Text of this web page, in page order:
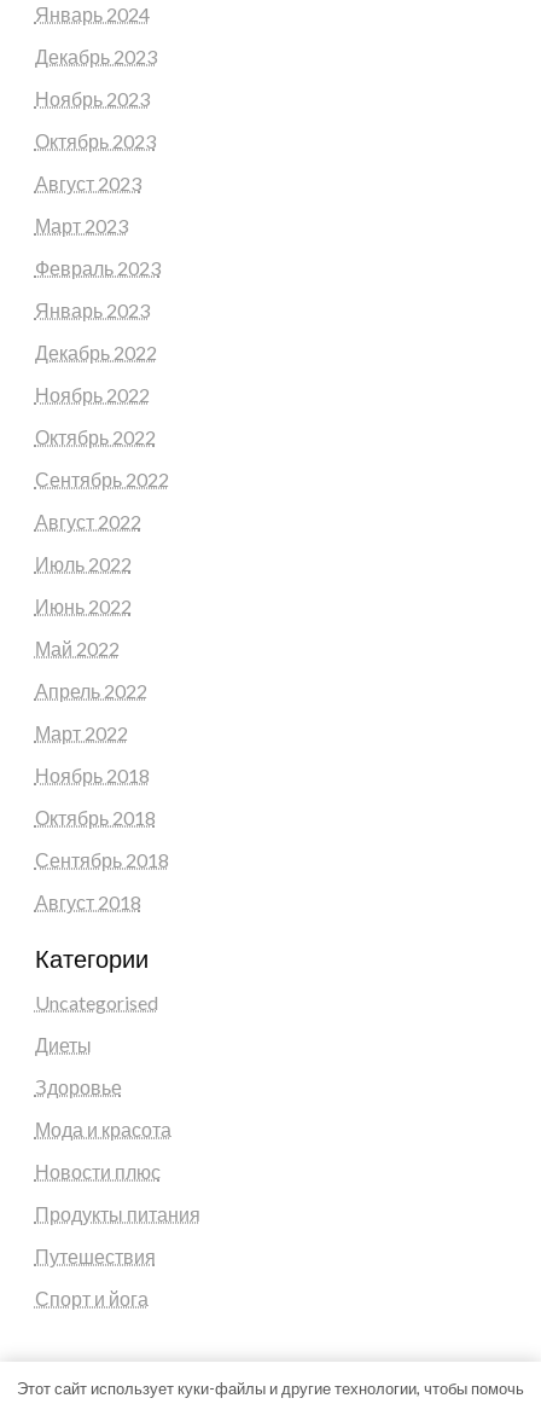
Январь 2024
Декабрь 2023
Ноябрь 2023
Октябрь 2023
Август 2023
Март 2023
Февраль 2023
Январь 2023
Декабрь 2022
Ноябрь 2022
Октябрь 2022
Сентябрь 2022
Август 2022
Июль 2022
Июнь 2022
Май 2022
Апрель 2022
Март 2022
Ноябрь 2018
Октябрь 2018
Сентябрь 2018
Август 2018
Категории
Uncategorised
Диеты
Здоровье
Мода и красота
Новости плюс
Продукты питания
Путешествия
Спорт и йога
Этот сайт использует куки-файлы и другие технологии, чтобы помочь